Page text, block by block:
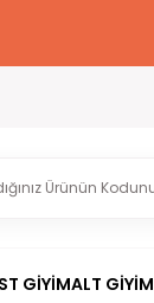
GİYİMALT GİYİM